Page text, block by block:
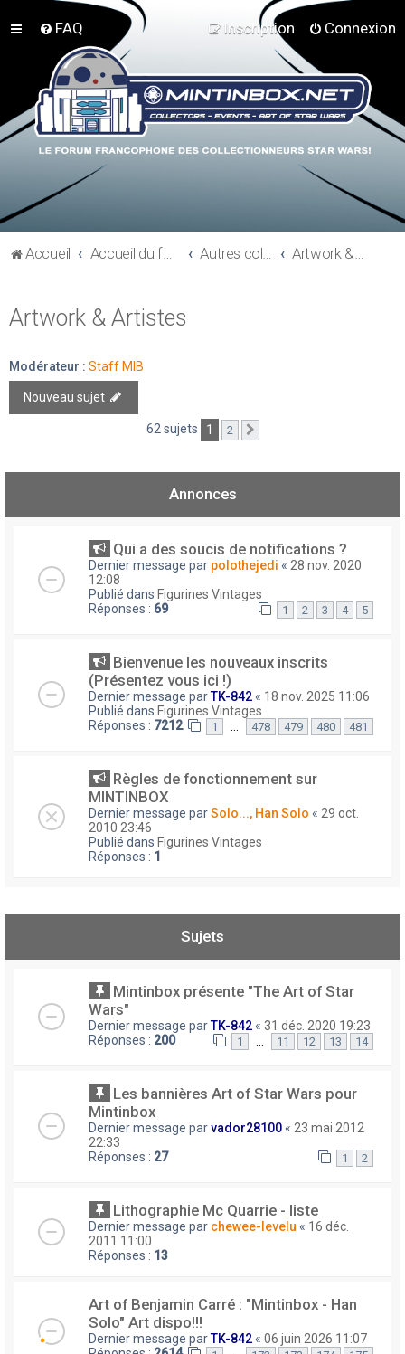
FAQ Connexion
Inscription
Accueil Accueil du forum Autres collections Star Wars Artwork & Artistes
Artwork & Artistes
Modérateur : Staff MIB
Nouveau sujet
62 sujets 1 2
Annonces
Qui a des soucis de notifications ?
Dernier message par polothejedi « 28 nov. 2020
12:08
Publié dans Figurines Vintages
Réponses : 69 1 2 3 4 5
Bienvenue les nouveaux inscrits
(Présentez vous ici !)
Dernier message parTK-842 « 18 nov. 2025 11:06
Publié dans Figurines Vintages
Réponses : 7212 1 … 478 479 480 481
Règles de fonctionnement sur
MINTINBOX
Dernier message parSolo..., Han Solo « 29 oct.
2010 23:46
Publié dans Figurines Vintages
Réponses : 1
Sujets
Mintinbox présente "The Art of Star
Wars"
Dernier message parTK-842 « 31 déc. 2020 19:23
Réponses : 200 1 … 11 12 13 14
Les bannières Art of Star Wars pour
Mintinbox
Dernier message parvador28100 « 23 mai 2012
22:33
Réponses : 27 1 2
Lithographie Mc Quarrie - liste
Dernier message par chewee-levelu « 16 déc.
2011 11:00
Réponses : 13
Art of Benjamin Carré : "Mintinbox - Han
Solo" Art dispo!!!
Dernier message parTK-842 « 06 juin 2026 11:07